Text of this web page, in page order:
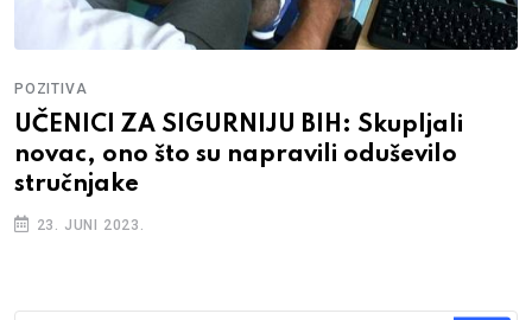
POZITIVA
UČENICI ZA SIGURNIJU BIH: Skupljali
novac, ono što su napravili oduševilo
stručnjake
23. JUNI 2023.